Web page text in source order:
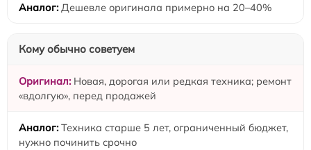
Дешевле оригинала примерно на 20–40%
Кому обычно советуем
Новая, дорогая или редкая техника; ремонт
«вдолгую», перед продажей
Техника старше 5 лет, ограниченный бюджет,
нужно починить срочно